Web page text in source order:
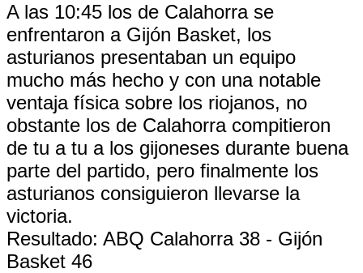
A las 10:45 los de Calahorra se
enfrentaron a Gijón Basket, los
asturianos presentaban un equipo
mucho más hecho y con una notable
ventaja física sobre los riojanos, no
obstante los de Calahorra compitieron
de tu a tu a los gijoneses durante buena
parte del partido, pero finalmente los
asturianos consiguieron llevarse la
victoria.
Resultado: ABQ Calahorra 38 - Gijón
Basket 46